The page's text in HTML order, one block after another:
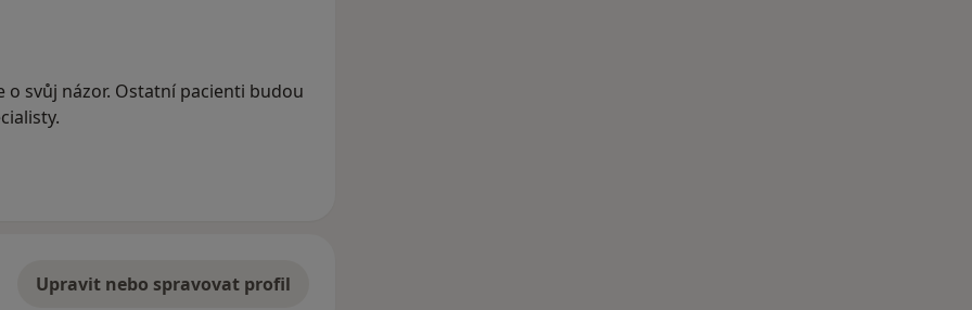
o svůj názor. Ostatní pacienti budou
Upravit nebo spravovat profil